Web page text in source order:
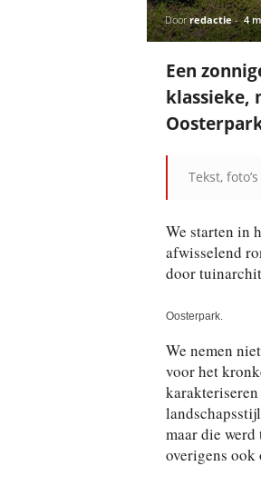
Door redactie- 4
Een
klassieke,
Tekst,
We starten in
afwisselend
door
Oosterpark.
We nemen
voor het
maar die werd
overigens ook